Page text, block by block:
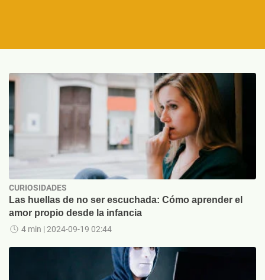
CURIOSIDADES
Las huellas de no ser escuchada: Cómo aprender el
amor propio desde la infancia
4 min | 2024-09-19 02:44